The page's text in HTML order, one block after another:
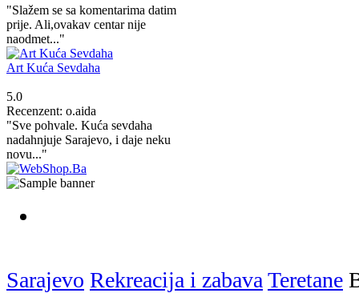
"Slažem se sa komentarima datim
prije. Ali,ovakav centar nije
naodmet..."
Art Kuća Sevdaha
5.0
Recenzent: o.aida
"Sve pohvale. Kuća sevdaha
nadahnjuje Sarajevo, i daje neku
novu..."
Sarajevo Rekreacija i zabava Teretane